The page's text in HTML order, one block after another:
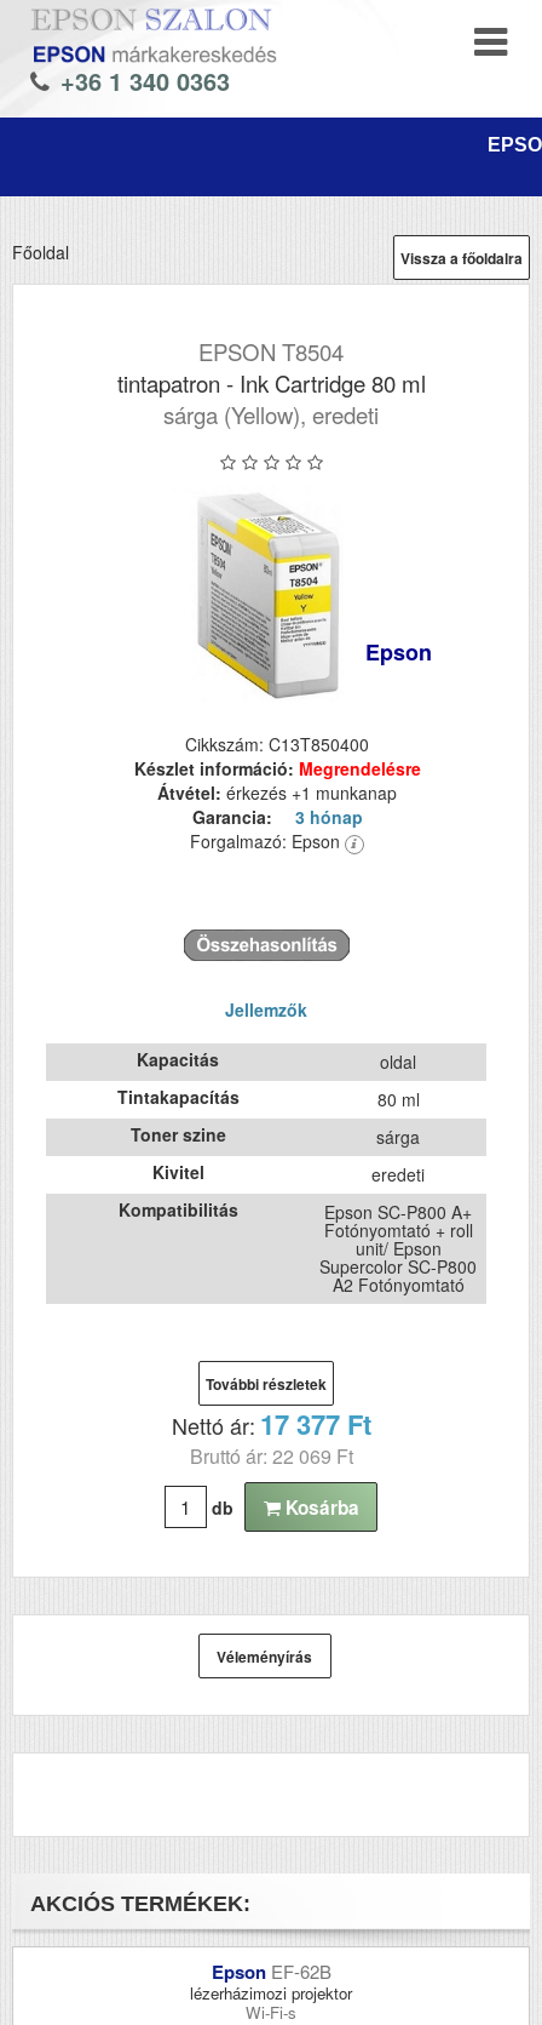
+36 1 340 0363
Vissza a főoldalra
Főoldal
EPSON T8504
tintapatron - Ink Cartridge 80 ml
sárga (Yellow), eredeti
Epson
Cikkszám: C13T850400
Készlet információ: Megrendelésre
Átvétel: érkezés +1 munkanap
Garancia:
3 hónap
Forgalmazó: Epson
Jellemzők
Kapacitás
oldal
Tintakapacítás
80 ml
Toner szine
sárga
Kivitel
eredeti
Kompatibilitás
Epson SC-P800 A+
Fotónyomtató + roll
unit/ Epson
Supercolor SC-P800
A2 Fotónyomtató
További részletek
Nettó ár: 17 377 Ft
Bruttó ár: 22 069 Ft
db Kosárba
Véleményírás
AKCIÓS TERMÉKEK:
Epson EF-62B
lézerházimozi projektor
Wi-Fi-s